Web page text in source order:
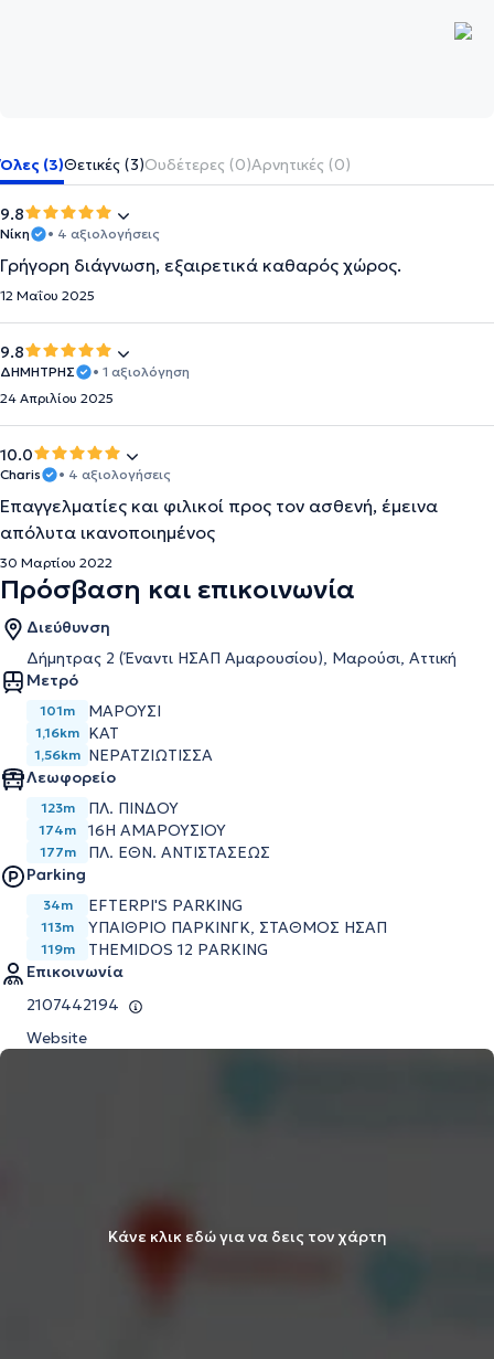
Όλες (3)Θετικές (3)Ουδέτερες (0)Αρνητικές (0)
9.8
Νίκη • 4 αξιολογήσεις
Γρήγορη διάγνωση, εξαιρετικά καθαρός χώρος.
12 Μαΐου 2025
9.8
ΔΗΜΗΤΡΗΣ
• 1 αξιολόγηση
24 Απριλίου 2025
10.0
Charis • 4 αξιολογήσεις
Επαγγελματίες και φιλικοί προς τον ασθενή, έμεινα
απόλυτα ικανοποιημένος
30 Μαρτίου 2022
Πρόσβαση και επικοινωνία
Διεύθυνση
Δήμητρας 2 (Έναντι ΗΣΑΠ Αμαρουσίου), Μαρούσι, Αττική
Μετρό
101m ΜΑΡΟΥΣΙ
1,16km ΚΑΤ
1,56km ΝΕΡΑΤΖΙΩΤΙΣΣΑ
Λεωφορείο
123m ΠΛ. ΠΙΝΔΟΥ
174m 16Η ΑΜΑΡΟΥΣΙΟΥ
177m
ΠΛ. ΕΘΝ. ΑΝΤΙΣΤΑΣΕΩΣ
Parking
34m EFTERPI'S PARKING
113m ΥΠΑΙΘΡΙΟ ΠΑΡΚΙΝΓΚ, ΣΤΑΘΜΟΣ ΗΣΑΠ
119m
THEMIDOS 12 PARKING
Επικοινωνία
2107442194
Website
Κάνε κλικ εδώ για να δεις τον χάρτη